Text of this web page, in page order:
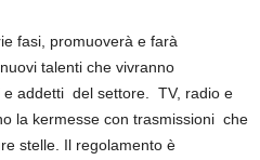
fasi, promuoverà e farà
talenti che vivranno
e addetti del settore. TV, radio e
la kermesse con trasmissioni che
stelle. Il regolamento è